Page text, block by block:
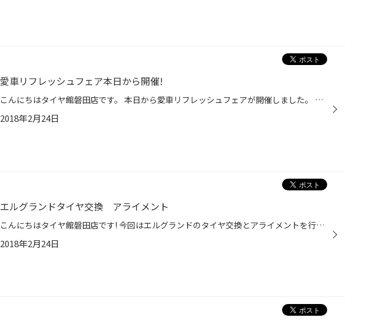
愛車リフレッシュフェア本日から開催!
こんにちはタイヤ館磐田店です。 本日から愛車リフレッシュフェアが開催しました。 メンテナンス商品を店頭通常価格より20％引きでご提供しています。 詳しくはタイヤ館磐田店までお越しください!!
2018年2月24日
エルグランドタイヤ交換 アライメント
こんにちはタイヤ館磐田店です! 今回はエルグランドのタイヤ交換とアライメントを行いました! タイヤは・・・ レグノGR-VⅡ 215/60R17 ミニバン専用タイヤで乗り心地静粛性に優れたタイヤです。 タイヤ交換が終わった後は・・・ アライメントを行い車の骨盤を真っ直ぐにしました! アライメントがず...
2018年2月24日